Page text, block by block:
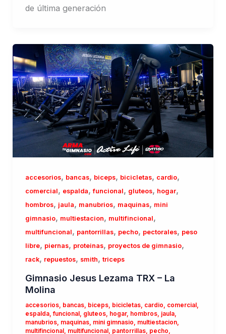
de última generación
accesorios, bancas, biceps, bicicletas, cardio,
comercial, espalda,funcional, gluteos, hogar,
hombros, jaula, manubrios, maquinas, mini
gimnasio, multiestacion, multifincional,
multifuncional, pantorrillas, pecho, pectorales, peso
libre, piernas, proteinas, proyectos de gimnasio,
rack, repuestos, smith, triceps
Gimnasio Jesus Lezama TRX – La
Molina
accesorios, bancas, biceps, bicicletas, cardio comercial,
espalda,funcional, gluteos, hogar, hombros, jaula,
manubrios, maquinas, mini gimnasio multiestacion,
multifincional, multifuncional, pantorrillas, pecho